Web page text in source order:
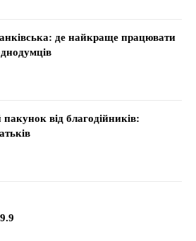
де найкраще працювати
від благодійників: